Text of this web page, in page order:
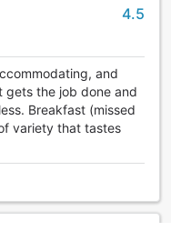
4.5
and
gets the job done and
Breakfast (missed
variety that tastes